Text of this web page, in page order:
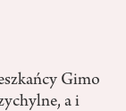
Gimo
a i